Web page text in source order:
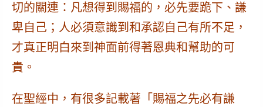
切的關連：凡想得到賜福的，必先要跪下、謙
卑自己；人必須意識到和承認自己有所不足，
才真正明白來到神面前得著恩典和幫助的可
貴。
在聖經中，有很多記載著「賜福之先必有謙